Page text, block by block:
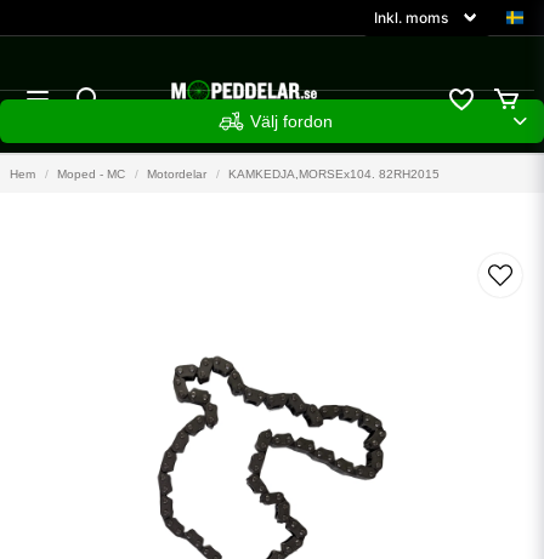
Välj fordon
Hem Moped - MC Motordelar KAMKEDJA,MORSEx104. 82RH2015